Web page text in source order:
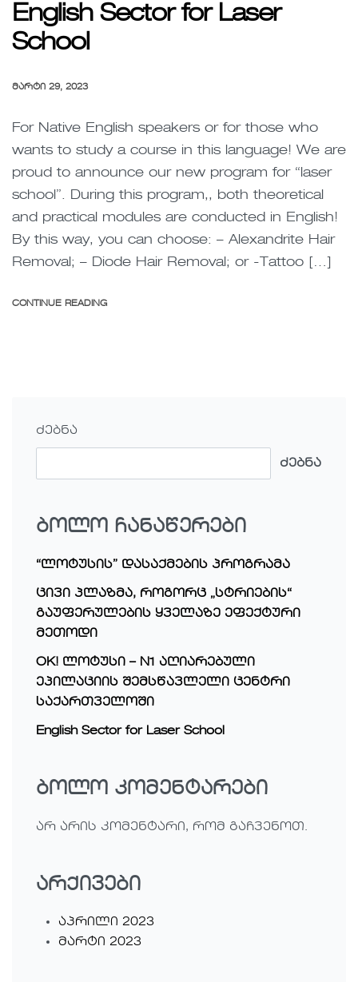
English Sector for Laser
School
ᲛᲐᲠᲢᲘ 29, 2023
For Native English speakers or for those who
wants to study a course in this language! We are
proud to announce our new program for “laser
school”. During this program,, both theoretical
and practical modules are conducted in English!
By this way, you can choose: – Alexandrite Hair
Removal; – Diode Hair Removal; or -Tattoo […]
CONTINUE READING
ძებნა
ძებნა
ბოლო ჩანაწერები
“ლოტუსის” დასაქმების პროგრამა
ცივი პლაზმა, როგორც „სტრიების“
გაუფერულების ყველაზე ეფექტური
მეთოდი
OK! ლოტუსი – N1 აღიარებული
ეპილაციის შემსწავლელი ცენტრი
საქართველოში
English Sector for Laser School
ბოლო კომენტარები
არ არის კომენტარი, რომ გაჩვენოთ.
არქივები
აპრილი 2023
მარტი 2023